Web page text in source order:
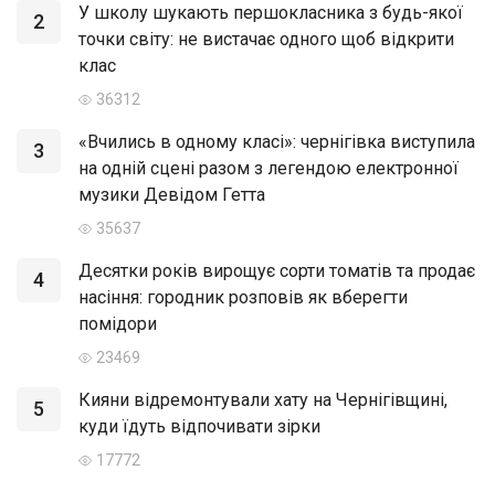
2
У школу шукають першокласника з будь-якої
точки світу: не вистачає одного щоб відкрити
клас
36312
3
«Вчились в одному класі»: чернігівка виступила
на одній сцені разом з легендою електронної
музики Девідом Гетта
35637
4
Десятки років вирощує сорти томатів та продає
насіння: городник розповів як вберегти
помідори
23469
5
Кияни відремонтували хату на Чернігівщині,
куди їдуть відпочивати зірки
17772